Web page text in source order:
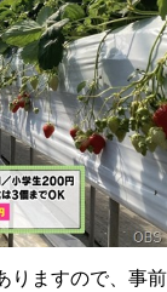
りますので、事前